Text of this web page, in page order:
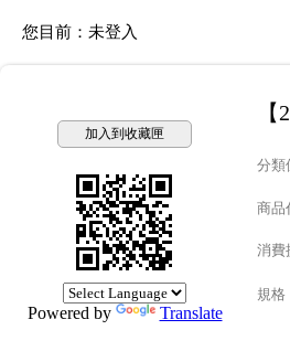
您目前： 未登入
加入到收藏匣
Powered by Translate
分類
商品
消費
規格